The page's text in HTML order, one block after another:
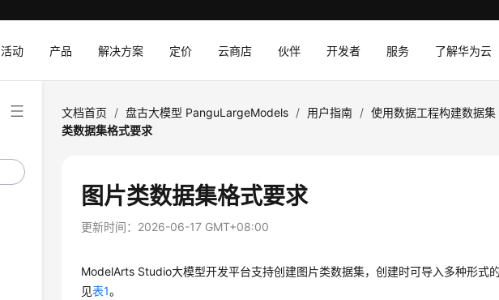
活动 产品 解决方案 定价 云商店 伙伴 开发者 服务 了解华为云
文档首页 / 盘古大模型 PanguLargeModels / 用户指南 / 使用数据工程构建数据集
类数据集格式要求
图片类数据集格式要求
更新时间： 2026-06-17 GMT+08:00
ModelArts Studio大模型开发平台支持创建图片类数据集，创建时可导入多种形式
见表1。